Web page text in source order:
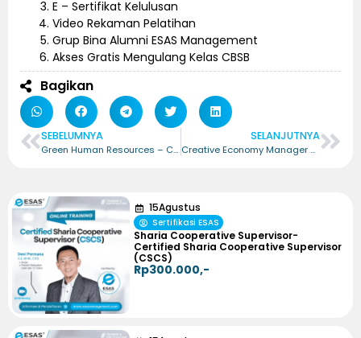
E – Sertifikat Kelulusan
Video Rekaman Pelatihan
Grup Bina Alumni ESAS Management
Akses Gratis Mengulang Kelas CBSB
Bagikan
SEBELUMNYA
Green Human Resources – Certified Green Human Resources (CGHR)
SELANJUTNYA
Creative Economy Manager – Certified Creative Economy Manager (CCEM)
15Agustus
Sertifikasi ESAS
Sharia Cooperative Supervisor-
Certified Sharia Cooperative Supervisor
(CSCS)
Rp300.000,-